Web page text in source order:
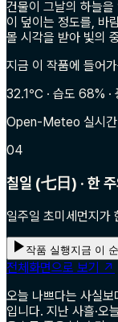
건물이 그날의 하늘
이 덮이는 정도를, 바
몰 시각을 받아 빛의
지금 이 작품에 들어
32.1℃ · 습도 68% ·
Open-Meteo 실시간
04
칠일 (七日) · 한 주
일주일 초미세먼지가
작품 실행지금 이
전체화면으로 보기 ↗
오늘 나쁘다는 사실
입니다. 지난 사흘·오